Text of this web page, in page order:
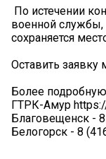
По истечении
военной службы,
сохраняется
Оставить заявку
Более
ГТРК-Амур
Благовещенск -
Белогорск - 8